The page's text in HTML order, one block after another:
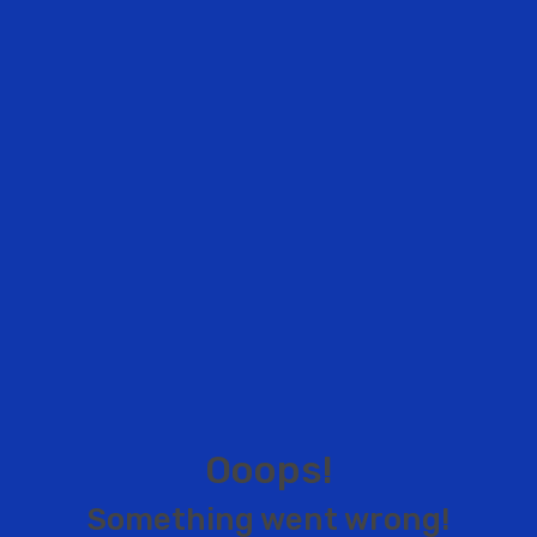
Ooops!
Something went wrong!